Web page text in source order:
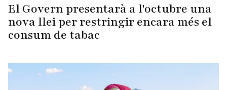
El Govern presentarà a l'octubre una
nova llei per restringir encara més el
consum de tabac